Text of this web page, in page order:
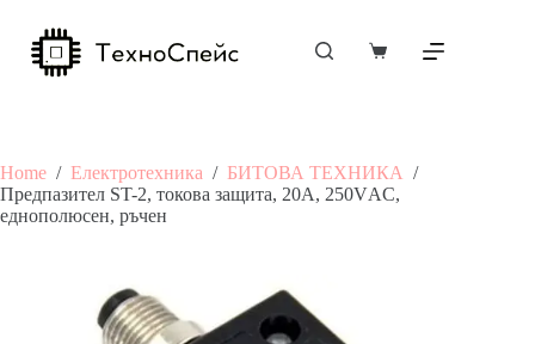
content
Shopping
Home / Електротехника / БИТОВА ТЕХНИКА /
Предпазител ST-2, токова защита, 20A, 250VАC,
еднополюсен, ръчен